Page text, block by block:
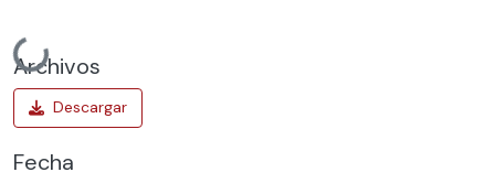
Cargando...
Archivos
Fecha